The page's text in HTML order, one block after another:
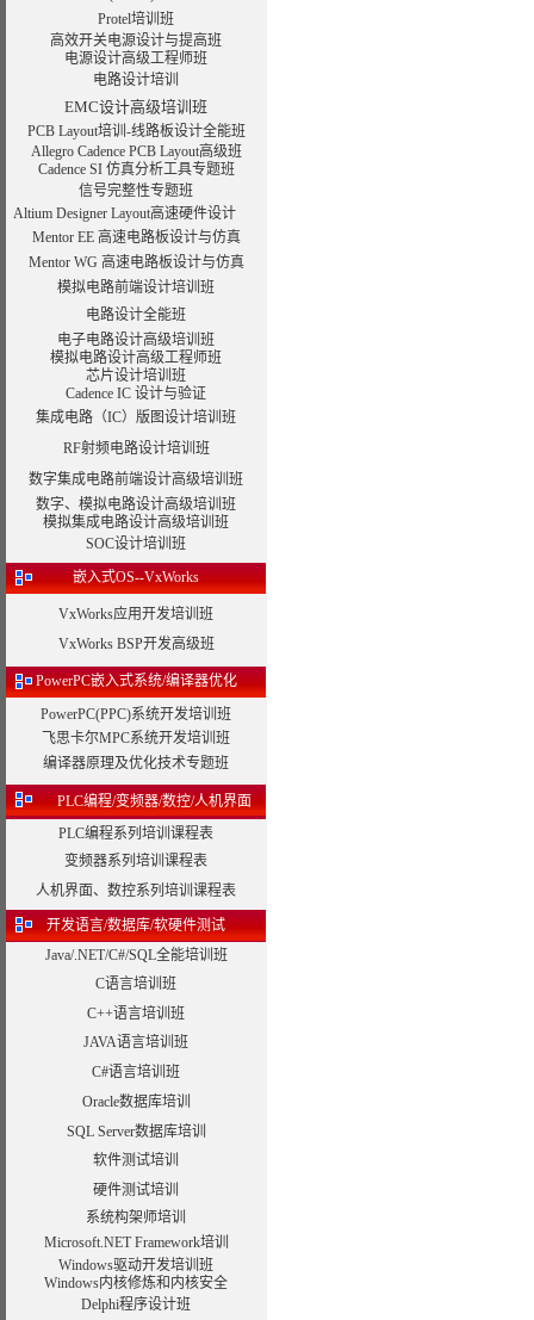
Protel培训班
高效开关电源设计与提高班
电源设计高级工程师班
电路设计培训
EMC设计高级培训班
PCB Layout培训-线路板设计全能班
Allegro Cadence PCB Layout高级班
Cadence SI 仿真分析工具专题班
信号完整性专题班
Altium Designer Layout高速硬件设计
Mentor EE 高速电路板设计与仿真
Mentor WG 高速电路板设计与仿真
模拟电路前端设计培训班
电路设计全能班
电子电路设计高级培训班
模拟电路设计高级工程师班
芯片设计培训班
Cadence IC 设计与验证
集成电路（IC）版图设计培训班
RF射频电路设计培训班
数字集成电路前端设计高级培训班
数字、模拟电路设计高级培训班
模拟集成电路设计高级培训班
SOC设计培训班
嵌入式OS--VxWorks
VxWorks应用开发培训班
VxWorks BSP开发高级班
PowerPC嵌入式系统/编译器优化
PowerPC(PPC)系统开发培训班
飞思卡尔MPC系统开发培训班
编译器原理及优化技术专题班
PLC编程/变频器/数控/人机界面
PLC编程系列培训课程表
变频器系列培训课程表
人机界面、数控系列培训课程表
开发语言/数据库/软硬件测试
Java/.NET/C#/SQL全能培训班
C语言培训班
C++语言培训班
JAVA语言培训班
C#语言培训班
Oracle数据库培训
SQL Server数据库培训
软件测试培训
硬件测试培训
系统构架师培训
Microsoft.NET Framework培训
Windows驱动开发培训班
Windows内核修炼和内核安全
Delphi程序设计班